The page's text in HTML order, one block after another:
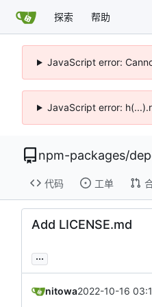
探索 帮助
JavaScript error:
JavaScript error:
npm-packages/
代码 工单
Add LICENSE.md
...
nitowa2022-10-16